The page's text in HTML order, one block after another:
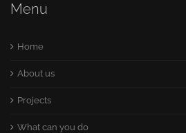
Menu
Home
About us
Projects
What can you do